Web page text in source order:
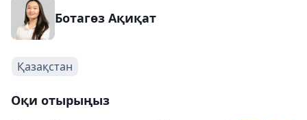
Ботагөз Ақиқат
Қазақстан
Оқи отырыңыз